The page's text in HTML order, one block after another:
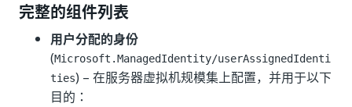
完整的组件列表
用户分配的身份
(Microsoft.ManagedIdentity/userAssignedIdenti
ties) – 在服务器虚拟机规模集上配置，并用于以下
目的：